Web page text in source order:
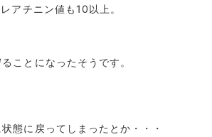
アチニン値も10以上。
ことになったそうです。
態に戻ってしまったとか・・・